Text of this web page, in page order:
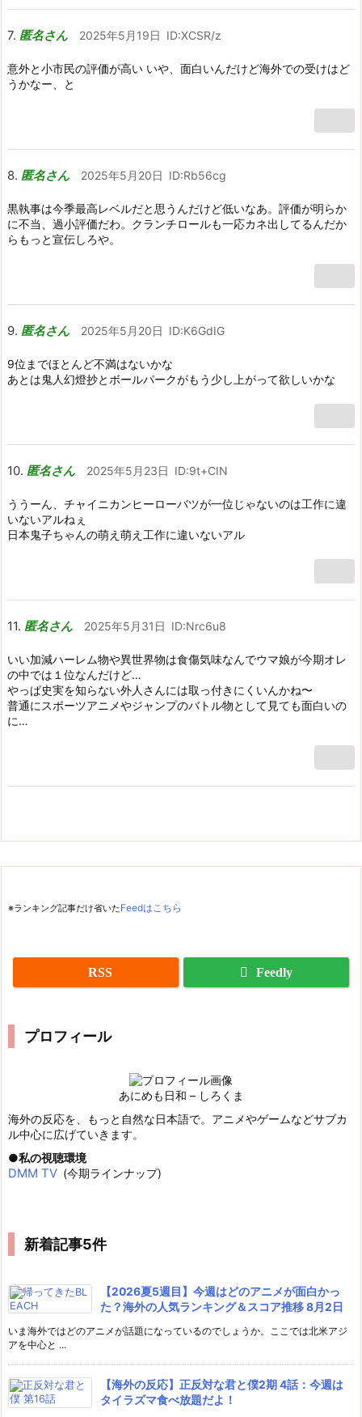
匿名さん 2025年5月19日 ID:XCSR/z
意外と小市民の評価が高い いや、面白いんだけど海外での受けはど
うかなー、と
匿名さん 2025年5月20日 ID:Rb56cg
黒執事は今季最高レベルだと思うんだけど低いなあ。評価が明らか
に不当、過小評価だわ。クランチロールも一応カネ出してるんだか
らもっと宣伝しろや。
匿名さん 2025年5月20日 ID:K6GdIG
9位までほとんど不満はないかな
あとは鬼人幻燈抄とボールパークがもう少し上がって欲しいかな
匿名さん 2025年5月23日 ID:9t+CIN
ううーん、チャイニカンヒーローバツが一位じゃないのは工作に違
いないアルねぇ
日本鬼子ちゃんの萌え萌え工作に違いないアル
匿名さん 2025年5月31日 ID:Nrc6u8
いい加減ハーレム物や異世界物は食傷気味なんでウマ娘が今期オレ
の中では１位なんだけど…
やっぱ史実を知らない外人さんには取っ付きにくいんかね〜
普通にスポーツアニメやジャンプのバトル物として見ても面白いの
に…
※ランキング記事だけ省いたFeedはこちら
RSS Feedly
プロフィール
あにめも日和 – しろくま
海外の反応を、もっと自然な日本語で。アニメやゲームなどサブカ
ル中心に広げていきます。
私の視聴環境
DMM TV (今期ラインナップ)
新着記事5件
【2026夏5週目】今週はどのアニメが面白かっ
た？海外の人気ランキング＆スコア推移 8月2日
いま海外ではどのアニメが話題になっているのでしょうか。ここでは北米アジ
アを中心と ...
【海外の反応】正反対な君と僕2期 4話：今週は
タイラズマ食べ放題だよ！